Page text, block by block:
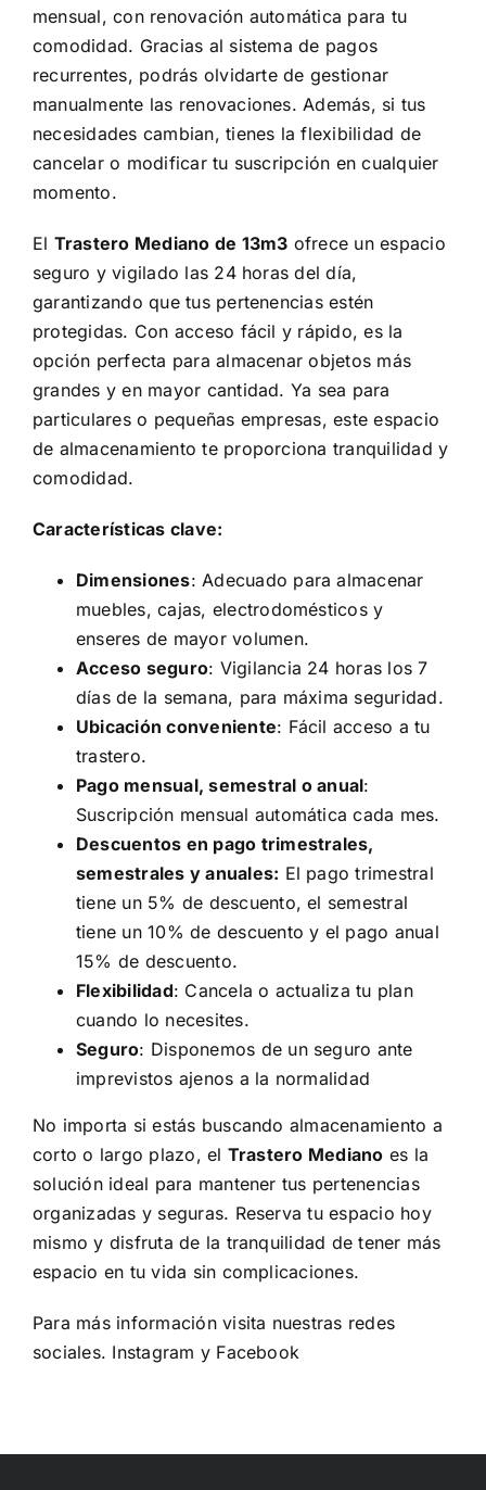
mensual, con renovación automática para tu
comodidad. Gracias al sistema de pagos
recurrentes, podrás olvidarte de gestionar
manualmente las renovaciones. Además, si tus
necesidades cambian, tienes la flexibilidad de
cancelar o modificar tu suscripción en cualquier
momento.
El Trastero Mediano de 13m3 ofrece un espacio
seguro y vigilado las 24 horas del día,
garantizando que tus pertenencias estén
protegidas. Con acceso fácil y rápido, es la
opción perfecta para almacenar objetos más
grandes y en mayor cantidad. Ya sea para
particulares o pequeñas empresas, este espacio
de almacenamiento te proporciona tranquilidad y
comodidad.
Características clave:
Dimensiones: Adecuado para almacenar
muebles, cajas, electrodomésticos y
enseres de mayor volumen.
Acceso seguro: Vigilancia 24 horas los 7
días de la semana, para máxima seguridad.
Ubicación conveniente: Fácil acceso a tu
trastero.
Pago mensual, semestral o anual:
Suscripción mensual automática cada mes.
Descuentos en pago trimestrales,
semestrales y anuales: El pago trimestral
tiene un 5% de descuento, el semestral
tiene un 10% de descuento y el pago anual
15% de descuento.
Flexibilidad: Cancela o actualiza tu plan
cuando lo necesites.
Seguro: Disponemos de un seguro ante
imprevistos ajenos a la normalidad
No importa si estás buscando almacenamiento a
corto o largo plazo, el Trastero Mediano es la
solución ideal para mantener tus pertenencias
organizadas y seguras. Reserva tu espacio hoy
mismo y disfruta de la tranquilidad de tener más
espacio en tu vida sin complicaciones.
Para más información visita nuestras redes
sociales. Instagram y Facebook